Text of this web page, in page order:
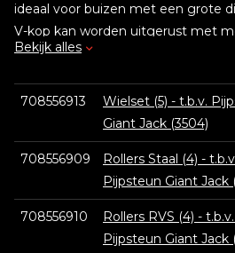
ideaal voor buizen met een grote
V-kop kan worden uitgerust met
Bekijk alles
708556913
Wielset (5) - t.b.v.
Giant Jack (3504)
708556909
Rollers Staal (4) -
Pijpsteun Giant Jack
708556910
Rollers RVS (4) -
Pijpsteun Giant Jack